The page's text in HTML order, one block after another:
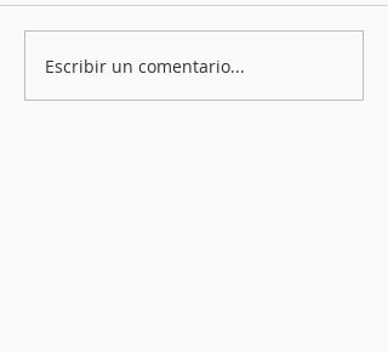
Escribir un comentario...